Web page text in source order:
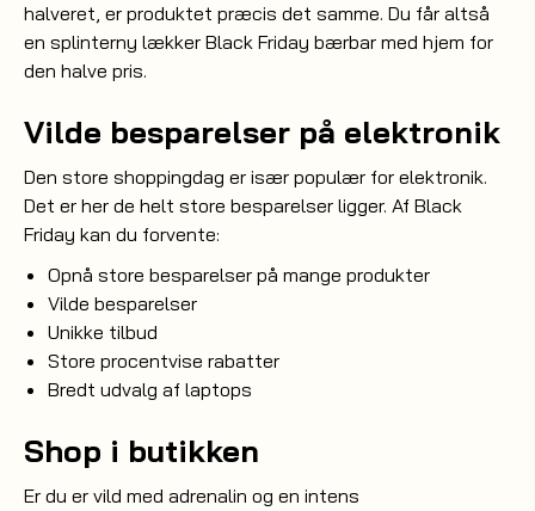
halveret, er produktet præcis det samme. Du får altså
en splinterny lækker Black Friday bærbar med hjem for
den halve pris.
Vilde besparelser på elektronik
Den store shoppingdag er især populær for elektronik.
Det er her de helt store besparelser ligger. Af Black
Friday kan du forvente:
Opnå store besparelser på mange produkter
Vilde besparelser
Unikke tilbud
Store procentvise rabatter
Bredt udvalg af laptops
Shop i butikken
Er du er vild med adrenalin og en intens